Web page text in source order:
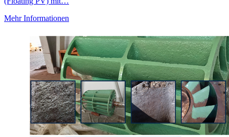
Mehr Informationen